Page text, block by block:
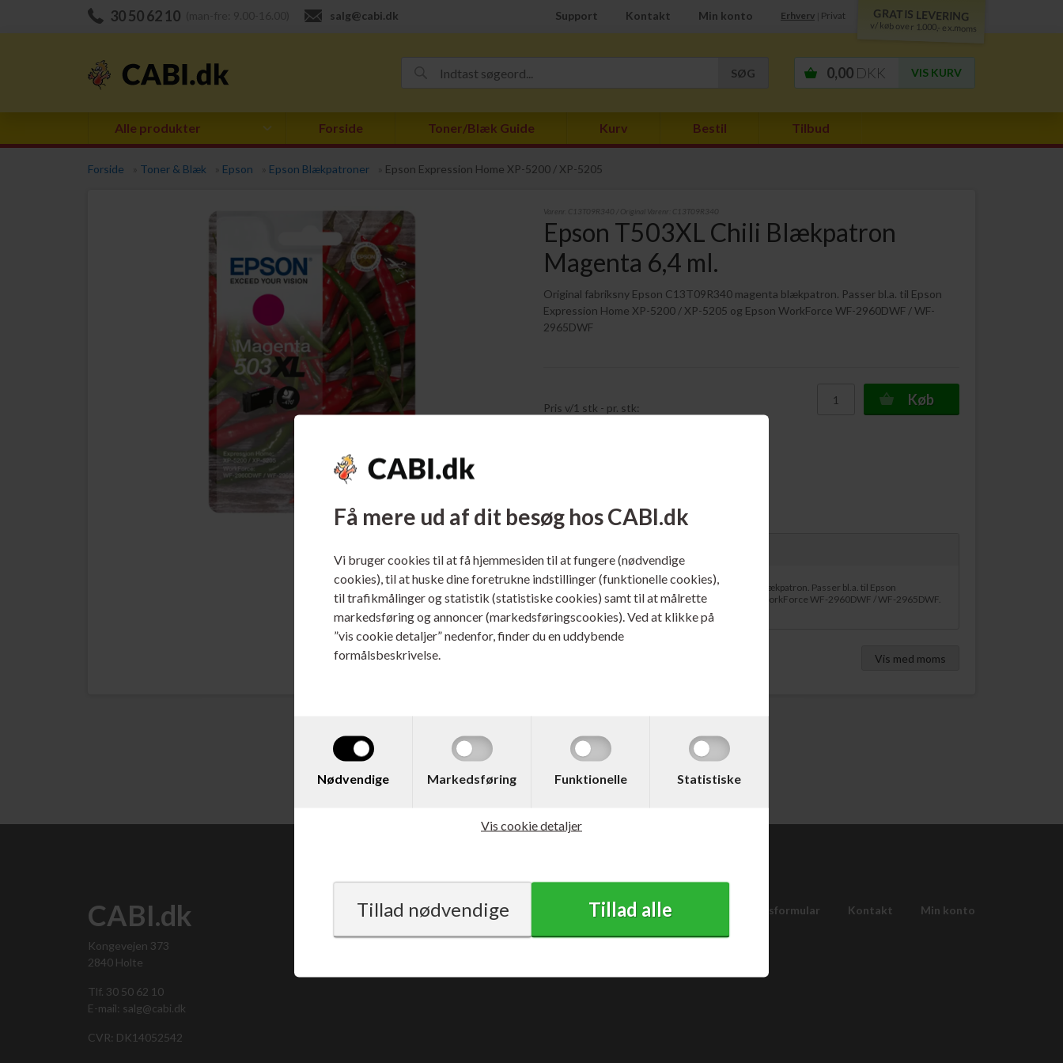
Få mere ud af dit besøg hos CABI.dk
Vi bruger cookies til at få hjemmesiden til at fungere (nødvendige
cookies), til at huske dine foretrukne indstillinger (funktionelle cookies),
til trafikmålinger og statistik (statistiske cookies) samt til at målrette
markedsføring og annoncer (markedsføringscookies). Ved at klikke på
”vis cookie detaljer” nedenfor, finder du en uddybende
formålsbeskrivelse.
Nødvendige Markedsføring Funktionelle Statistiske
Vis cookie detaljer
30 50 62 10 salg@cabi.dk Support Kontakt Min konto Erhverv Privat GRATIS LEVERING
v/ køb over 1.000,- ex.moms
VIS KURV
0,00 DKK
Alle produkter Forside Toner/Blæk Guide Kurv Bestil Tilbud
Forside Toner & Blæk Epson Epson Blækpatroner Epson Expression Home XP-5200 / XP-5205
Varenr. C13T09R340 / Original Varenr: C13T09R340
Epson T503XL Chili Blækpatron
Magenta 6,4 ml.
Original fabriksny Epson C13T09R340 magenta blækpatron. Passer bl.a. til Epson
Expression Home XP-5200 / XP-5205 og Epson WorkForce WF-2960DWF / WF-
2965DWF
Pris v/1 stk - pr. stk: Køb
Original fabriksny Epson C13T09R340 magenta blækpatron. Passer bl.a. til Epson
Expression Home XP-5200 / XP-5205 og Epson WorkForce WF-2960DWF / WF-2965DWF.
Vis med moms
CABI.dk
Kongevejen 373
2840 Holte
Tlf. 30 50 62 10
E-mail: salg@cabi.dk
CVR: DK14052542
Vilkår Support Fortrydelsesformular Kontakt Min konto